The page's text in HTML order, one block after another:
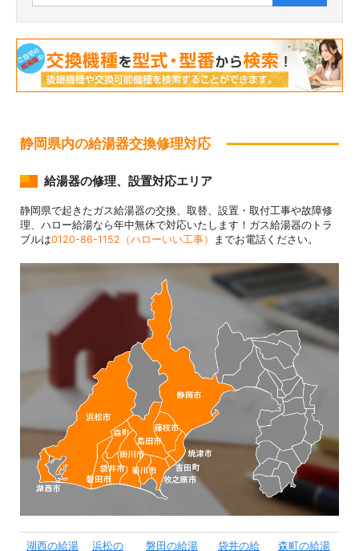
静岡県内の給湯器交換修理対応
給湯器の修理、設置対応エリア
静岡県で起きたガス給湯器の交換、取替、設置・取付工事や故障修
理、ハロー給湯なら年中無休で対応いたします！ガス給湯器のトラ
ブルは0120-86-1152（ハローいい工事） までお電話ください。
湖西の給湯
浜松の
磐田の給湯
袋井の給
森町の給湯